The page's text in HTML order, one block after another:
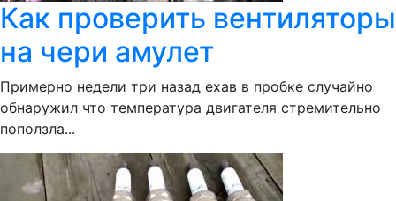
Как проверить вентиляторы
на чери амулет
Примерно недели три назад ехав в пробке случайно
обнаружил что температура двигателя стремительно
поползла...